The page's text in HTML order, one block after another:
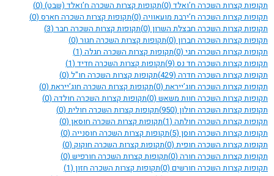
תקופות קצרות השכרה ח’ואלד (0) תקופות קצרות השכרה ח’ואלד (שבט) (0)
תקופות קצרות השכרה ח’ירבת מועאוויה (0) תקופות קצרות השכרה חארס (0)
תקופות קצרות השכרה חבצלת השרון (0) תקופות קצרות השכרה חבר (3)
תקופות קצרות השכרה חברון (0) תקופות קצרות השכרה חגור (0)
תקופות קצרות השכרה חגי (0) תקופות קצרות השכרה חגלה (1)
תקופות קצרות השכרה חד נס (9) תקופות קצרות השכרה חדיד (1)
תקופות קצרות השכרה חדרה (429) תקופות קצרות השכרה חו"ל (0)
תקופות קצרות השכרה חוג’ייראת (0) תקופות קצרות השכרה חוג’ייראת (0)
תקופות קצרות השכרה חוות משאש (0) תקופות קצרות השכרה חולדה (0)
תקופות קצרות השכרה חולון (950) תקופות קצרות השכרה חולית (0)
תקופות קצרות השכרה חולתה (1) תקופות קצרות השכרה חוסאן (0)
תקופות קצרות השכרה חוסן (5) תקופות קצרות השכרה חוסנייה (0)
תקופות קצרות השכרה חופית (0) תקופות קצרות השכרה חוקוק (0)
תקופות קצרות השכרה חורה (0) תקופות קצרות השכרה חורפיש (0)
תקופות קצרות השכרה חורשים (0) תקופות קצרות השכרה חזון (1)